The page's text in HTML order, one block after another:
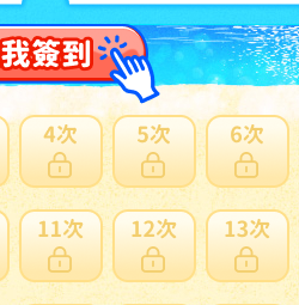
號 ：o1230043484
舊
：在描述中說明(說明)
長
：有
制
：否
束
：有
：否
出價競標